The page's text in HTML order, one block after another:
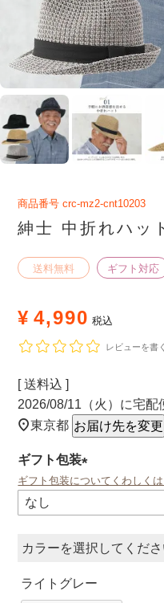
商品番号 crc-mz2-cnt10203
紳士 中折れハッ
送料無料 ギフト対応
¥ 4,990 税込
レビューを書く
送料込
2026/08/11（火） に宅配
東京都 お届け先を変更
ギフト包装
(必
ギフト包装についてくわしく
カラー
ライトグレー